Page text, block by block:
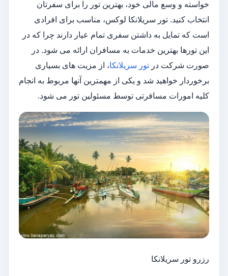
خواسته و وسع مالی خود، بهترین تور را برای سفرتان
انتخاب کنید. تور سریلانکا لوکس، مناسب برای افرادی
است که تمایل به داشتن سفری تمام عیار دارند چرا که در
این تورها بهترین خدمات به مسافران ارائه می شود. در
صورت شرکت در تور سریلانکا، از مزیت های بسیاری
برخوردار خواهید شد و یکی از مهمترین آنها مربوط به انجام
کلیه امورات مسافرتی توسط مسئولین تور می شود.
رزرو تور سریلانکا